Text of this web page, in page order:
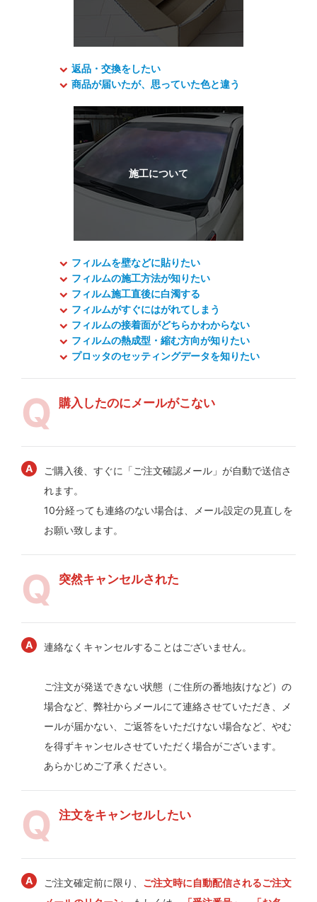
返品・交換をしたい
商品が届いたが、思っていた色と違う
フィルムを壁などに貼りたい
フィルムの施工方法が知りたい
フィルム施工直後に白濁する
フィルムがすぐにはがれてしまう
フィルムの接着面がどちらかわからない
フィルムの熱成型・縮む方向が知りたい
プロッタのセッティングデータを知りたい
購入したのにメールがこない
ご購入後、すぐに「ご注文確認メール」が自動で送信さ
れます。
10分経っても連絡のない場合は、メール設定の見直しを
お願い致します。
突然キャンセルされた
連絡なくキャンセルすることはございません。
ご注文が発送できない状態（ご住所の番地抜けなど）の
場合など、弊社からメールにて連絡させていただき、メ
ールが届かない、ご返答をいただけない場合など、やむ
を得ずキャンセルさせていただく場合がございます。
あらかじめご了承ください。
注文をキャンセルしたい
ご注文確定前に限り、 ご注文時に自動配信されるご注文